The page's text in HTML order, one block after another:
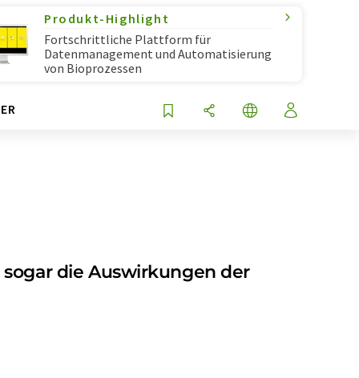
Produkt-Highlight
Fortschrittliche Plattform für
Datenmanagement und Automatisierung
von Bioprozessen
die Auswirkungen der